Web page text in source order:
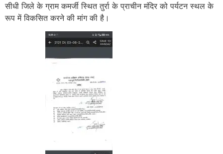
सीधी जिले के ग्राम कमर्जी स्थित तुर्रा के प्राचीन मंदिर को पर्यटन स्थल के
रूप में विकसित करने की मांग की है।